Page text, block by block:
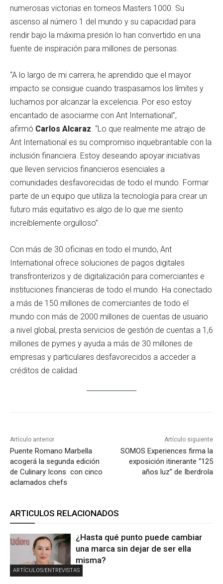
numerosas victorias en torneos Masters 1000. Su
ascenso al número 1 del mundo y su capacidad para
rendir bajo la máxima presión lo han convertido en una
fuente de inspiración para millones de personas.
“A lo largo de mi carrera, he aprendido que el mayor
impacto se consigue cuando traspasamos los límites y
luchamos por alcanzar la excelencia. Por eso estoy
encantado de asociarme con Ant International”,
afirmó Carlos Alcaraz . “Lo que realmente me atrajo de
Ant International es su compromiso inquebrantable con la
inclusión financiera. Estoy deseando apoyar iniciativas
que lleven servicios financieros esenciales a
comunidades desfavorecidas de todo el mundo. Formar
parte de un equipo que utiliza la tecnología para crear un
futuro más equitativo es algo de lo que me siento
increíblemente orgulloso”.
Con más de 30 oficinas en todo el mundo, Ant
International ofrece soluciones de pagos digitales
transfronterizos y de digitalización para comerciantes e
instituciones financieras de todo el mundo. Ha conectado
a más de 150 millones de comerciantes de todo el
mundo con más de 2000 millones de cuentas de usuario
a nivel global, presta servicios de gestión de cuentas a 1,6
millones de pymes y ayuda a más de 30 millones de
empresas y particulares desfavorecidos a acceder a
créditos de calidad.
Artículo anterior
Puente Romano Marbella
acogerá la segunda edición
de Culinary Icons con cinco
aclamados chefs
Artículo siguiente
SOMOS Experiences firma la
exposición itinerante “125
años luz” de Iberdrola
ARTICULOS RELACIONADOS
ARTÍCULOS/ENTREVISTAS
¿Hasta qué punto puede cambiar
una marca sin dejar de ser ella
misma?